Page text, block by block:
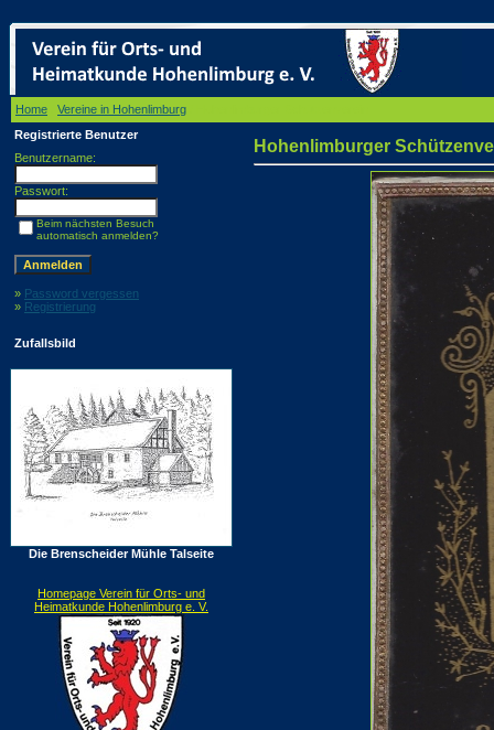
Home Vereine in Hohenlimburg
Registrierte Benutzer
Benutzername:
Passwort:
Beim nächsten Besuch
automatisch anmelden?
» Password vergessen
» Registrierung
Zufallsbild
Die Brenscheider Mühle Talseite
Homepage Verein für Orts- und
Heimatkunde Hohenlimburg e. V.
Hohenlimburger